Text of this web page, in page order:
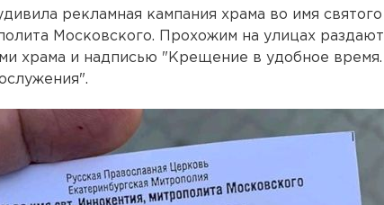
рекламная кампания храма во имя святого
Московского. Прохожим на улицах раздают
храма и надписью "Крещение в удобное время.